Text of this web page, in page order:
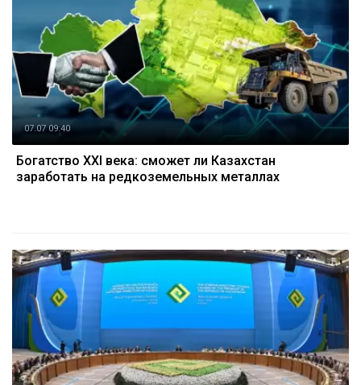
07.07 09:40
Богатство XXI века: сможет ли Казахстан
заработать на редкоземельных металлах